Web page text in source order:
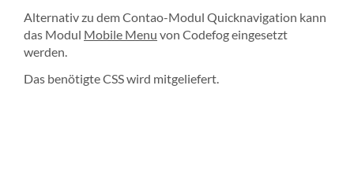
Alternativ zu dem Contao-Modul Quicknavigation kann
das Modul Mobile Menu von Codefog eingesetzt
werden.
Das benötigte CSS wird mitgeliefert.